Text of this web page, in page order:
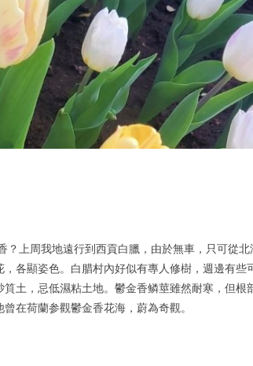
上周我地遠行到西貢白臘，由於無車，只可從北
各顯姿色。白腊村內好似有專人修樹，週邊有些
土，忌低濕粘土地。鬱金香鳞莖雖然耐寒，但根
在荷蘭参觀鬱金香花海，蔚為奇觀。